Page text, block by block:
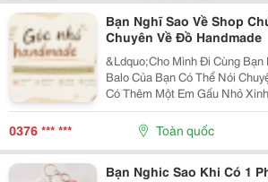
Bạn Nghĩ Sao Về Shop
Chuyên Về Đồ Handmade
&Ldquo;Cho Mình Đi Cùng Bạn
Balo Của Bạn Có Thể Nói
Có Thêm Một Em Gấu Nhỏ
Cạnh. Từ Những Buổi Đi Học, Đi Làm, Đi Cà Phê Hay
Những Chuyến Đi Chơi Cuối
Bông...
0376 *** *** Toàn quốc
Bạn Nghic Sao Khi Có 1